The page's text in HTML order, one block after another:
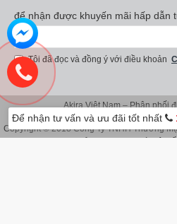
để nhận được khuyến mãi hấp dẫn
Tôi đã đọc và đồng ý với điều khoản
Akira Việt Nam – Phân phối
Copyright © 2018 Công Ty TNHH Thương
Để nhận tư vấn và ưu đãi tốt nhất